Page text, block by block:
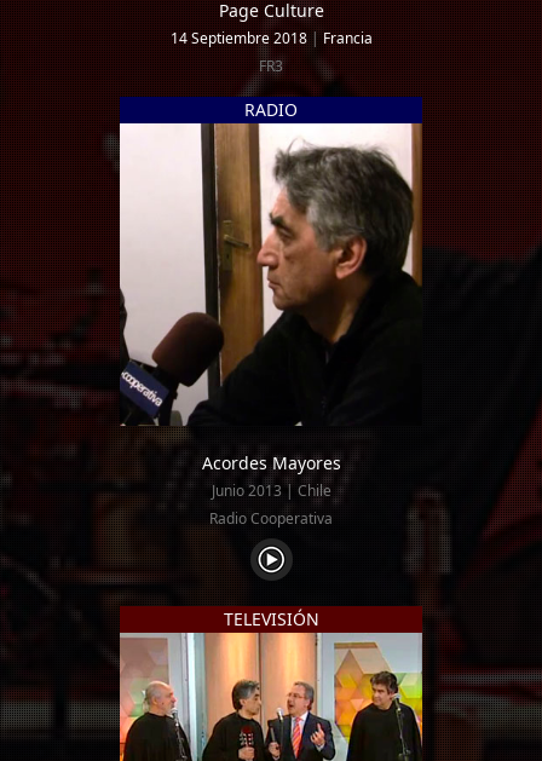
Page Culture
14 Septiembre 2018|Francia
FR3
RADIO
Acordes Mayores
Junio 2013 | Chile
Radio Cooperativa
TELEVISIÓN